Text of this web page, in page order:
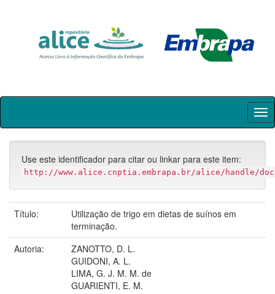
Skip
Use este identificador para citar ou linkar para este item:
http://www.alice.cnptia.embrapa.br/alice/handle/
Título:
Utilização de trigo em dietas de suínos em
terminação.
Autoria:
ZANOTTO, D. L.
GUIDONI, A. L.
LIMA, G. J. M. M. de
GUARIENTI, E. M.